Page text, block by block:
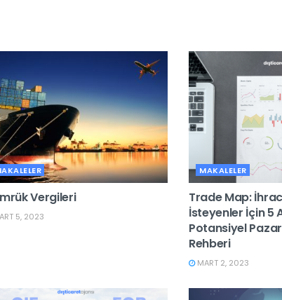
Vergileri
5, 2023
MAKALELER
Trade Map:
İsteyenler İçin 5
Potansiyel
Rehberi
MART 2, 2023